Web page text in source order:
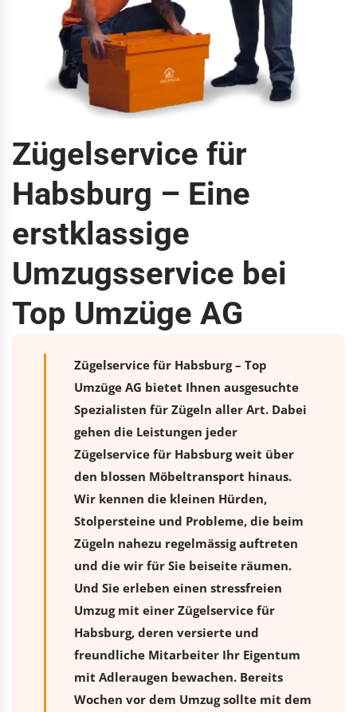
Zügelservice für
Habsburg – Eine
erstklassige
Umzugsservice bei
Top Umzüge AG
Zügelservice für Habsburg – Top
Umzüge AG bietet Ihnen ausgesuchte
Spezialisten für Zügeln aller Art. Dabei
gehen die Leistungen jeder
Zügelservice für Habsburg weit über
den blossen Möbeltransport hinaus.
Wir kennen die kleinen Hürden,
Stolpersteine und Probleme, die beim
Zügeln nahezu regelmässig auftreten
und die wir für Sie beiseite räumen.
Und Sie erleben einen stressfreien
Umzugmit einer Zügelservice für
Habsburg, deren versierte und
freundliche Mitarbeiter Ihr Eigentum
mit Adleraugen bewachen. Bereits
Wochen vor dem Umzug sollte mit dem